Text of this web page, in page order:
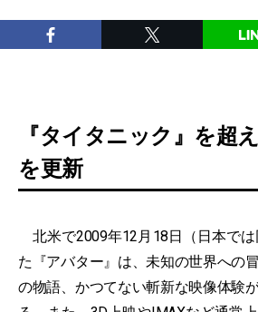
『タイタニック』を超
を更新
北米で2009年12月18日（日本で
た『アバター』は、未知の世界への
の物語、かつてない斬新な映像体験